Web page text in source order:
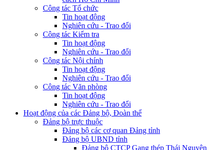
Công tác Tổ chức
Tin hoạt động
Nghiên cứu - Trao đổi
Công tác Kiểm tra
Tin hoạt động
Nghiên cứu - Trao đổi
Công tác Nội chính
Tin hoạt động
Nghiên cứu - Trao đổi
Công tác Văn phòng
Tin hoạt động
Nghiên cứu - Trao đổi
Hoạt động của các Đảng bộ, Đoàn thể
Đảng bộ trực thuộc
Đảng bộ các cơ quan Đảng tỉnh
Đảng bộ UBND tỉnh
Đảng bộ CTCP Gang thép Thái Nguyên